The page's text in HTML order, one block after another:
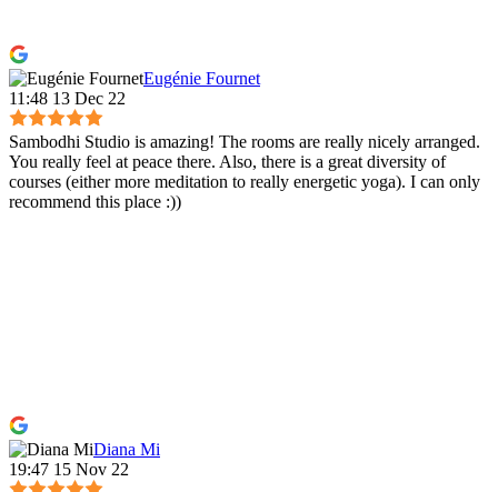
Eugénie Fournet
11:48 13 Dec 22
Sambodhi Studio is amazing! The rooms are really nicely arranged.
You really feel at peace there. Also, there is a great diversity of
courses (either more meditation to really energetic yoga). I can only
recommend this place :))
Diana Mi
19:47 15 Nov 22